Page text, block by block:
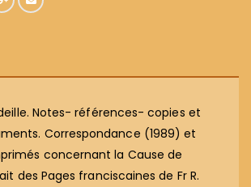
Notes- références- copies et
Correspondance (1989) et
concernant la Cause de
des Pages franciscaines de Fr R.